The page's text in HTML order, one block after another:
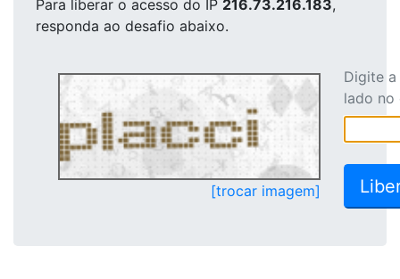
Para liberar o acesso do IP 216.73.216.183,
responda ao desafio abaixo.
[trocar imagem]
Digite
lado no